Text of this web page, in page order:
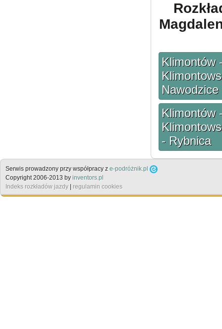
Klimontów
Klimontów
- Rybnica
Serwis prowadzony przy współpracy z e-podróżnik.pl
Copyright 2006-2013 by inventors.pl
Indeks rozkładów jazdy
regulamin cookies